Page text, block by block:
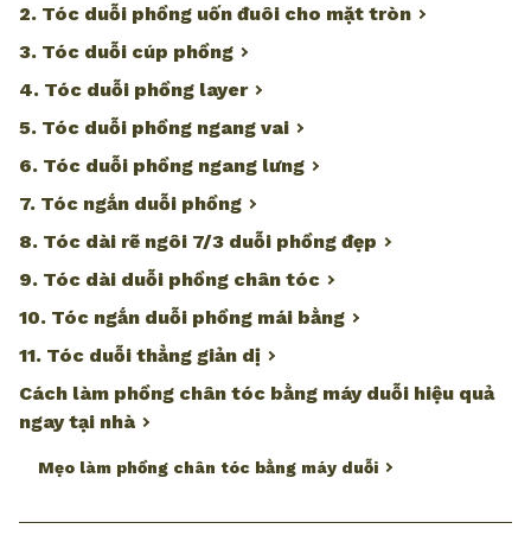
2. Tóc duỗi phồng uốn đuôi cho mặt tròn
3. Tóc duỗi cúp phồng
4. Tóc duỗi phồng layer
5. Tóc duỗi phồng ngang vai
6. Tóc duỗi phồng ngang lưng
7. Tóc ngắn duỗi phồng
8. Tóc dài rẽ ngôi 7/3 duỗi phồng đẹp
9. Tóc dài duỗi phồng chân tóc
10. Tóc ngắn duỗi phồng mái bằng
11. Tóc duỗi thẳng giản dị
Cách làm phồng chân tóc bằng máy duỗi hiệu quả
ngay tại nhà
Mẹo làm phồng chân tóc bằng máy duỗi